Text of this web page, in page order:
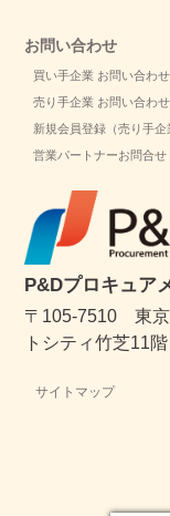
お問い合わせ
買い手企業 お問い合わせ
売り手企業 お問い合わせ
新規会員登録（売り手企
営業パートナーお問合せ
P&Dプロキュア
〒105-7510 東
トシティ竹芝11階
サイトマップ